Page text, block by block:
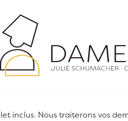
inclus. Nous traiterons vos